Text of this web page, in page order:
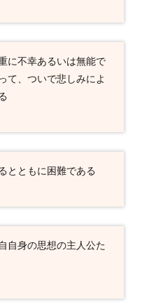
に不幸あるいは無能で
て、ついで悲しみによ
とともに困難である
自身の思想の主人公た